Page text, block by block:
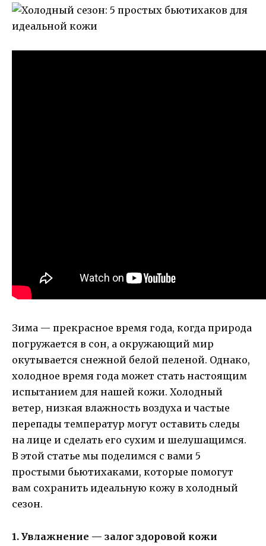
Зима — прекрасное время года, когда природа
погружается в сон, а окружающий мир
окутывается снежной белой пеленой. Однако,
холодное время года может стать настоящим
испытанием для нашей кожи. Холодный
ветер, низкая влажность воздуха и частые
перепады температур могут оставить следы
на лице и сделать его сухим и шелушащимся.
В этой статье мы поделимся с вами 5
простыми бьютихаками, которые помогут
вам сохранить идеальную кожу в холодный
сезон.
1. Увлажнение — залог здоровой кожи